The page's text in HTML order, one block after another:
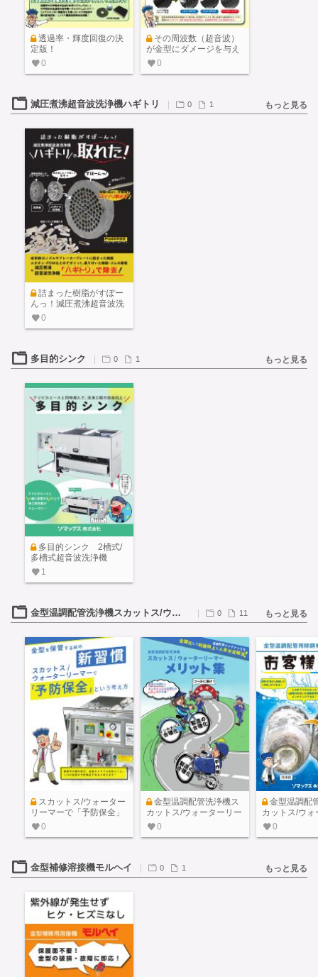
透過率・輝度回復の決
定版！
0
その周波数（超音波）
が金型にダメージを与え
る!?
0
減圧煮沸超音波洗浄機ハギトリ 0 1 もっと見る
詰まった樹脂がすぽー
んっ！減圧煮沸超音波洗
浄機＼ハギトリ／で取れ
0
多目的シンク 0 1 もっと見る
多目的シンク 2槽式/
多槽式超音波洗浄機
1
金型温調配管洗浄機スカットス/ウォーターリーマー 0 11 もっと見る
スカットス/ウォーター
リーマーで「予防保全」
という考え方
0
金型温調配管洗浄機ス
カットス/ウォーターリー
マー メリット集
0
金型温調配
カットス/ウォ
マー お客様の
0
金型補修溶接機モルヘイ 0 1 もっと見る